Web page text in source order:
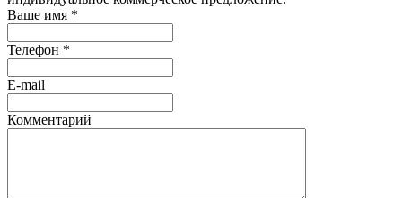
Ваше имя *
Телефон *
E-mail
Комментарий